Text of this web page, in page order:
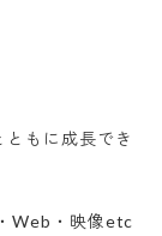
もに成長でき
Web・映像etc